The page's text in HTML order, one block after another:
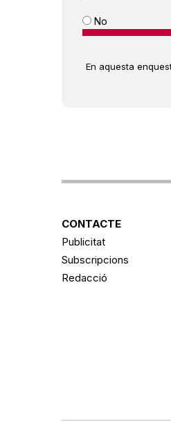
No
En aquesta
CONTACTE
Publicitat
Subscripcions
Redacció